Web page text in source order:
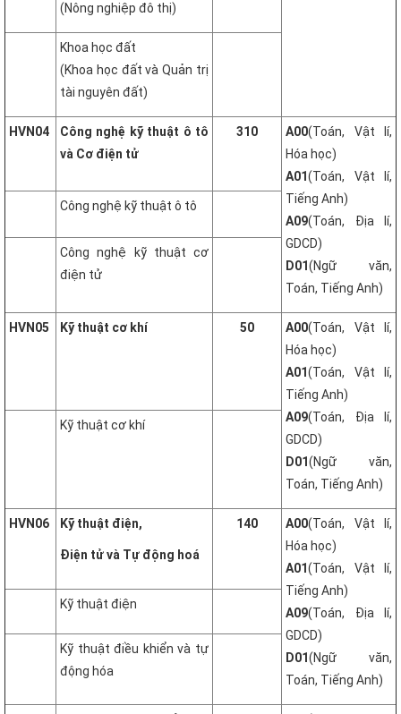
(Nông nghiệp đô thị)
Khoa học đất
(Khoa học đất và Quản trị
tài nguyên đất)
HVN04
Công nghệ kỹ thuật ô tô
và Cơ điện tử
310 A00(Toán, Vật lí,
Hóa học)
A01(Toán, Vật lí,
Tiếng Anh)
A09(Toán, Địa lí,
GDCD)
D01(Ngữ văn,
Toán, Tiếng Anh)
Công nghệ kỹ thuật ô tô
Công nghệ kỹ thuật cơ
điện tử
HVN05 Kỹ thuật cơ khí 50 A00(Toán, Vật lí,
Hóa học)
A01(Toán, Vật lí,
Tiếng Anh)
A09(Toán, Địa lí,
GDCD)
D01(Ngữ văn,
Toán, Tiếng Anh)
Kỹ thuật cơ khí
HVN06 Kỹ thuật điện,
Điện tử và Tự động hoá
140 A00(Toán, Vật lí,
Hóa học)
A01(Toán, Vật lí,
Tiếng Anh)
A09(Toán, Địa lí,
GDCD)
D01(Ngữ văn,
Toán, Tiếng Anh)
Kỹ thuật điện
Kỹ thuật điều khiển và tự
động hóa